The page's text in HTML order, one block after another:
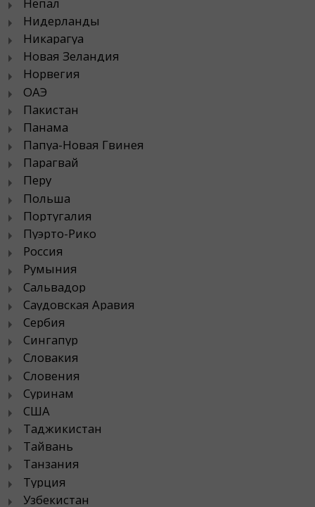
Нидерланды
Никарагуа
Новая Зеландия
Норвегия
ОАЭ
Пакистан
Панама
Папуа-Новая Гвинея
Парагвай
Перу
Польша
Португалия
Пуэрто-Рико
Россия
Румыния
Сальвадор
Саудовская Аравия
Сербия
Сингапур
Словакия
Словения
Суринам
США
Таджикистан
Тайвань
Танзания
Турция
Узбекистан